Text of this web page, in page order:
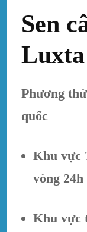
Sen
Phương
quốc
Khu vực
vòng 24h
Khu vực